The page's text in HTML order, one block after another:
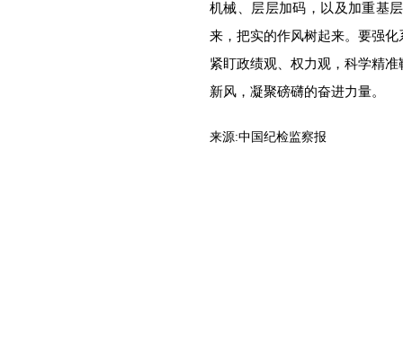
机械、层层加码，以及加重基
来，把实的作风树起来。要强
紧盯政绩观、权力观，科学精
新风，凝聚磅礴的奋进力量。
来源:中国纪检监察报